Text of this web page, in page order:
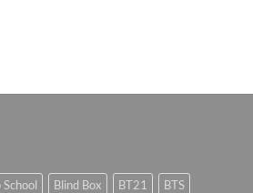
Blind Box BT21
BTS